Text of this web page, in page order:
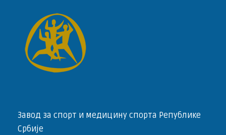
Завод за спорт и медицину спорта Републике
Србије